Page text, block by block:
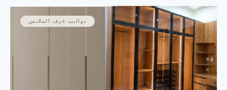
دواليب غرف الملابس